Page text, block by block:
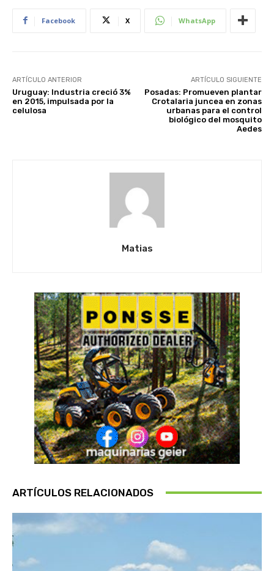
Facebook X WhatsApp
ARTÍCULO ANTERIOR
Uruguay: Industria creció 3%
en 2015, impulsada por la
celulosa
ARTÍCULO SIGUIENTE
Posadas: Promueven plantar
Crotalaria juncea en zonas
urbanas para el control
biológico del mosquito
Aedes
Matias
ARTÍCULOS RELACIONADOS